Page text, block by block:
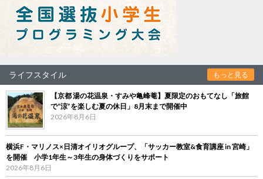
ライフスタイル もっと見る
【京都 湯の花温泉・すみや亀峰菴】夏限定のおもてなし「旅館
で“涼”を楽しむ夏の休日」8月末まで開催中
2026年8月6日
横浜F・マリノス×日清オイリオグループ、「サッカー教室&食育講座 in 宮崎」
を開催 小学1年生～3年生の身体づくりをサポート
2026年8月6日